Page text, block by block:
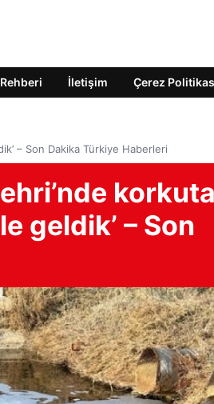
İletişim Çerez
– Son Dakika Türkiye Haberleri
geldik’ – Son